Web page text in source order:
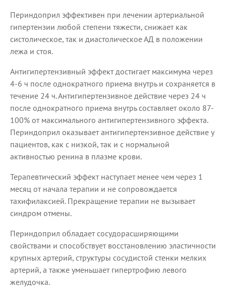
Периндоприл эффективен при лечении артериальной
гипертензии любой степени тяжести, снижает как
систолическое, так и диастолическое АД в положении
лежа и стоя.
Антигипертензивный эффект достигает максимума через
4-6 ч после однократного приема внутрь и сохраняется в
течение 24 ч. Антигипертензивное действие через 24 ч
после однократного приема внутрь составляет около 87-
100% от максимального антигипертензивного эффекта.
Периндоприл оказывает антигипертензивное действие у
пациентов, как с низкой, так и с нормальной
активностью ренина в плазме крови.
Терапевтический эффект наступает менее чем через 1
месяц от начала терапии и не сопровождается
тахифилаксией. Прекращение терапии не вызывает
синдром отмены.
Периндоприл обладает сосудорасширяющими
свойствами и способствует восстановлению эластичности
крупных артерий, структуры сосудистой стенки мелких
артерий, а также уменьшает гипертрофию левого
желудочка.